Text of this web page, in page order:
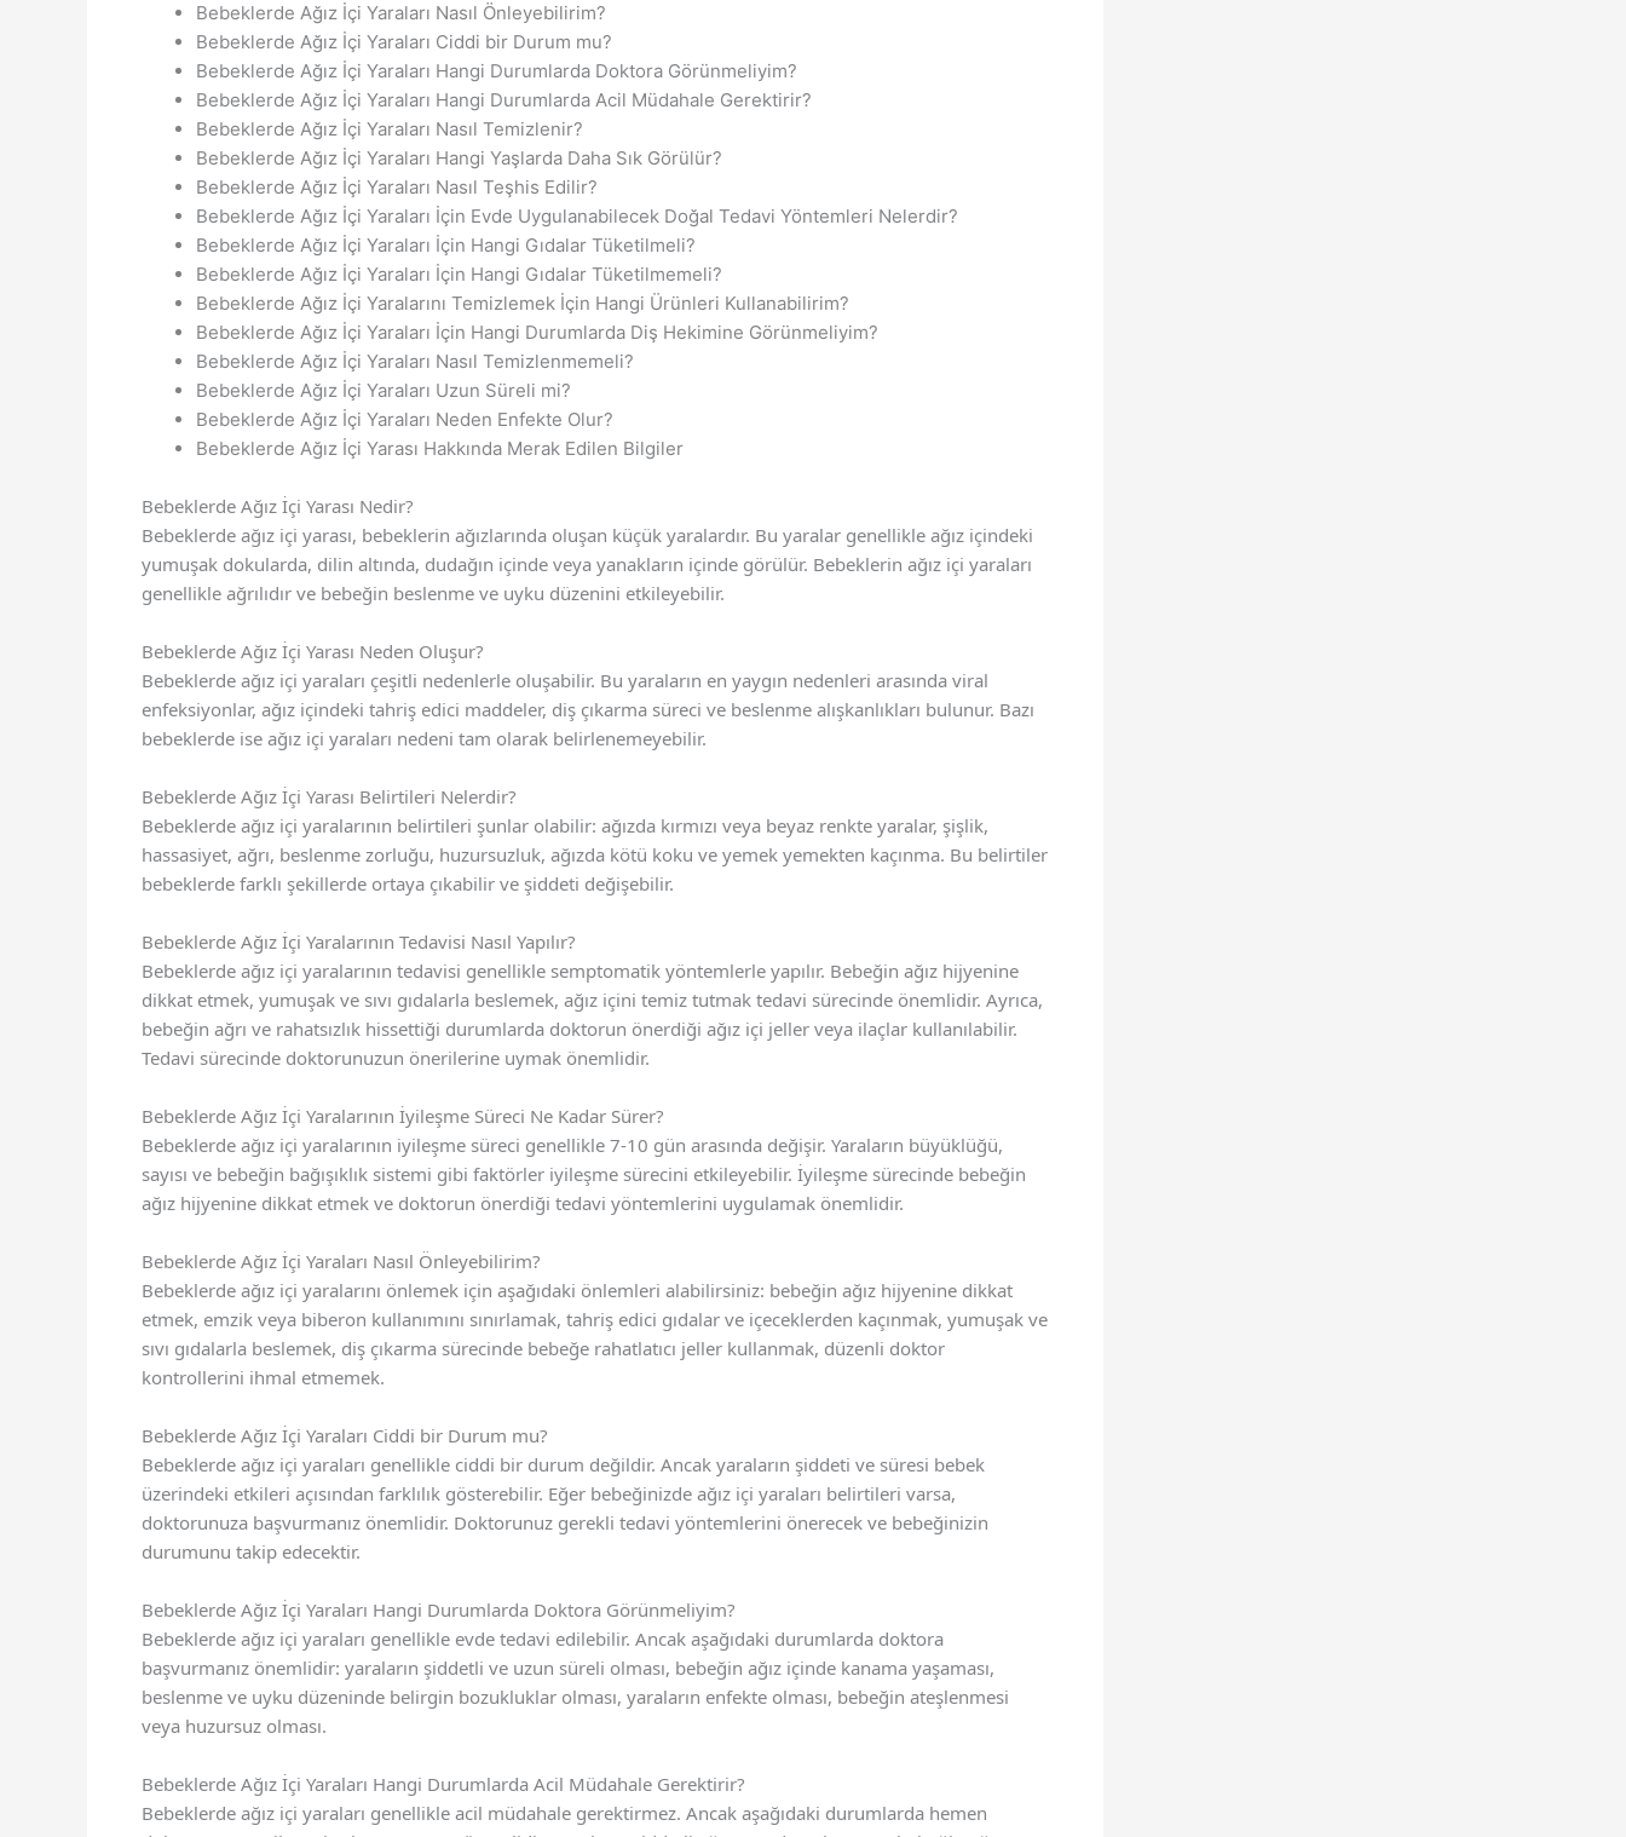
Bebeklerde Ağız İçi Yaraları Nasıl Önleyebilirim?
Bebeklerde Ağız İçi Yaraları Ciddi bir Durum mu?
Bebeklerde Ağız İçi Yaraları Hangi Durumlarda Doktora Görünmeliyim?
Bebeklerde Ağız İçi Yaraları Hangi Durumlarda Acil Müdahale Gerektirir?
Bebeklerde Ağız İçi Yaraları Nasıl Temizlenir?
Bebeklerde Ağız İçi Yaraları Hangi Yaşlarda Daha Sık Görülür?
Bebeklerde Ağız İçi Yaraları Nasıl Teşhis Edilir?
Bebeklerde Ağız İçi Yaraları İçin Evde Uygulanabilecek Doğal Tedavi Yöntemleri Nelerdir?
Bebeklerde Ağız İçi Yaraları İçin Hangi Gıdalar Tüketilmeli?
Bebeklerde Ağız İçi Yaraları İçin Hangi Gıdalar Tüketilmemeli?
Bebeklerde Ağız İçi Yaralarını Temizlemek İçin Hangi Ürünleri Kullanabilirim?
Bebeklerde Ağız İçi Yaraları İçin Hangi Durumlarda Diş Hekimine Görünmeliyim?
Bebeklerde Ağız İçi Yaraları Nasıl Temizlenmemeli?
Bebeklerde Ağız İçi Yaraları Uzun Süreli mi?
Bebeklerde Ağız İçi Yaraları Neden Enfekte Olur?
Bebeklerde Ağız İçi Yarası Hakkında Merak Edilen Bilgiler
Bebeklerde Ağız İçi Yarası Nedir?
Bebeklerde ağız içi yarası, bebeklerin ağızlarında oluşan küçük yaralardır. Bu yaralar genellikle ağız içindeki
yumuşak dokularda, dilin altında, dudağın içinde veya yanakların içinde görülür. Bebeklerin ağız içi yaraları
genellikle ağrılıdır ve bebeğin beslenme ve uyku düzenini etkileyebilir.
Bebeklerde Ağız İçi Yarası Neden Oluşur?
Bebeklerde ağız içi yaraları çeşitli nedenlerle oluşabilir. Bu yaraların en yaygın nedenleri arasında viral
enfeksiyonlar, ağız içindeki tahriş edici maddeler, diş çıkarma süreci ve beslenme alışkanlıkları bulunur. Bazı
bebeklerde ise ağız içi yaraları nedeni tam olarak belirlenemeyebilir.
Bebeklerde Ağız İçi Yarası Belirtileri Nelerdir?
Bebeklerde ağız içi yaralarının belirtileri şunlar olabilir: ağızda kırmızı veya beyaz renkte yaralar, şişlik,
hassasiyet, ağrı, beslenme zorluğu, huzursuzluk, ağızda kötü koku ve yemek yemekten kaçınma. Bu belirtiler
bebeklerde farklı şekillerde ortaya çıkabilir ve şiddeti değişebilir.
Bebeklerde Ağız İçi Yaralarının Tedavisi Nasıl Yapılır?
Bebeklerde ağız içi yaralarının tedavisi genellikle semptomatik yöntemlerle yapılır. Bebeğin ağız hijyenine
dikkat etmek, yumuşak ve sıvı gıdalarla beslemek, ağız içini temiz tutmak tedavi sürecinde önemlidir. Ayrıca,
bebeğin ağrı ve rahatsızlık hissettiği durumlarda doktorun önerdiği ağız içi jeller veya ilaçlar kullanılabilir.
Tedavi sürecinde doktorunuzun önerilerine uymak önemlidir.
Bebeklerde Ağız İçi Yaralarının İyileşme Süreci Ne Kadar Sürer?
Bebeklerde ağız içi yaralarının iyileşme süreci genellikle 7-10 gün arasında değişir. Yaraların büyüklüğü,
sayısı ve bebeğin bağışıklık sistemi gibi faktörler iyileşme sürecini etkileyebilir. İyileşme sürecinde bebeğin
ağız hijyenine dikkat etmek ve doktorun önerdiği tedavi yöntemlerini uygulamak önemlidir.
Bebeklerde Ağız İçi Yaraları Nasıl Önleyebilirim?
Bebeklerde ağız içi yaralarını önlemek için aşağıdaki önlemleri alabilirsiniz: bebeğin ağız hijyenine dikkat
etmek, emzik veya biberon kullanımını sınırlamak, tahriş edici gıdalar ve içeceklerden kaçınmak, yumuşak ve
sıvı gıdalarla beslemek, diş çıkarma sürecinde bebeğe rahatlatıcı jeller kullanmak, düzenli doktor
kontrollerini ihmal etmemek.
Bebeklerde Ağız İçi Yaraları Ciddi bir Durum mu?
Bebeklerde ağız içi yaraları genellikle ciddi bir durum değildir. Ancak yaraların şiddeti ve süresi bebek
üzerindeki etkileri açısından farklılık gösterebilir. Eğer bebeğinizde ağız içi yaraları belirtileri varsa,
doktorunuza başvurmanız önemlidir. Doktorunuz gerekli tedavi yöntemlerini önerecek ve bebeğinizin
durumunu takip edecektir.
Bebeklerde Ağız İçi Yaraları Hangi Durumlarda Doktora Görünmeliyim?
Bebeklerde ağız içi yaraları genellikle evde tedavi edilebilir. Ancak aşağıdaki durumlarda doktora
başvurmanız önemlidir: yaraların şiddetli ve uzun süreli olması, bebeğin ağız içinde kanama yaşaması,
beslenme ve uyku düzeninde belirgin bozukluklar olması, yaraların enfekte olması, bebeğin ateşlenmesi
veya huzursuz olması.
Bebeklerde Ağız İçi Yaraları Hangi Durumlarda Acil Müdahale Gerektirir?
Bebeklerde ağız içi yaraları genellikle acil müdahale gerektirmez. Ancak aşağıdaki durumlarda hemen